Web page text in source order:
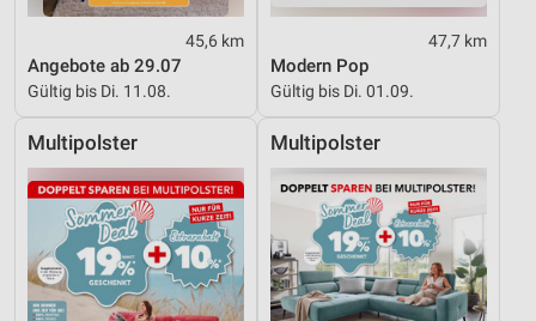
45,6 km
Angebote ab 29.07
Gültig bis Di. 11.08.
47,7 km
Modern Pop
Gültig bis Di. 01.09.
Multipolster Multipolster